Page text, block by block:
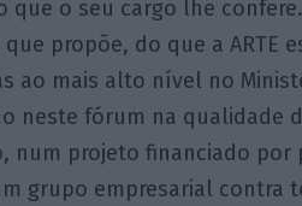
que o seu cargo lhe
propõe, do que a ARTE
ao mais alto nível no
neste fórum na qualidade
num projeto financiado por
grupo empresarial contra